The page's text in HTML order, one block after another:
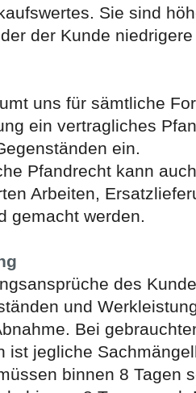
Sie sind
der Kunde
uns für sämtliche
ein vertragliches
ein.
Pfandrecht kann
Arbeiten,
gemacht werden.
des
und
Bei
ist jegliche
binnen 8 Tagen